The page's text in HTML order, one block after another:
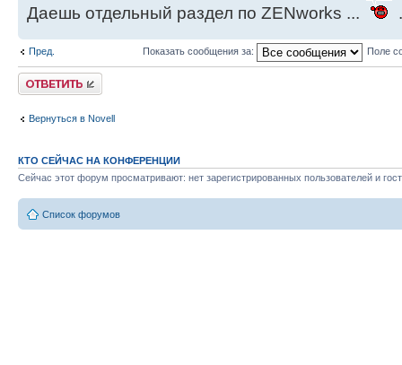
Даешь отдельный раздел по ZENworks ...
Пред. Показать сообщения за: Поле
Ответить
Вернуться в Novell
КТО СЕЙЧАС НА КОНФЕРЕНЦИИ
Сейчас этот форум просматривают: нет зарегистрированных пользователей и
Список форумов